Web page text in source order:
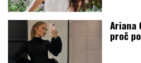
Ariana
proč